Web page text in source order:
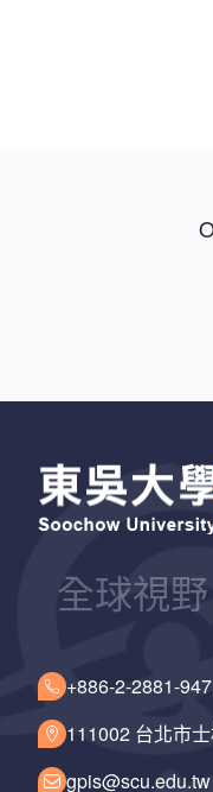
全球視
+886-2-2881-
111002 台北市
gpis@scu.edu.tw